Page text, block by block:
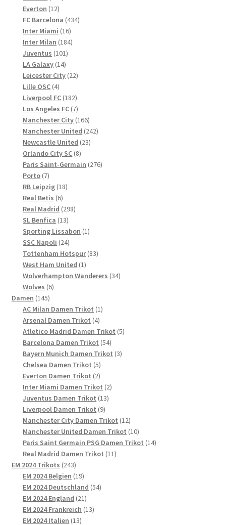
Everton 1212
Produkte
FC Barcelona 434434
Inter Miami 1616
Produkte
Inter Milan 184184
Juventus 101101
LA Galaxy 1414
Produkte
Leicester City 2222
Lille OSC 44
Produkte
Liverpool FC 182182
Produkte
Los Angeles FC 77
Produkte
Manchester City 166166
Produkte
Manchester United 242242
Newcastle United 2323
Orlando City SC 88
Produkte
Paris Saint-Germain 276276
Porto 77
Produkte
RB Leipzig 1818
Real Betis 66
Produkte
Real Madrid 298298
SL Benfica 1313
Produkte
Sporting Lissabon 11
SSC Napoli 2424
Produkte
Tottenham Hotspur 8383
West Ham United 11
Produkt
Wolverhampton Wanderers 3434
Wolves 66
Damen 145145
Produkte
AC Milan Damen Trikot 11
Arsenal Damen Trikot 44
Produkte
Atletico Madrid Damen Trikot 55
Barcelona Damen Trikot 5454
Produkte
Bayern Munich Damen Trikot 33
Chelsea Damen Trikot 55
Produkte
Everton Damen Trikot 22
Produkte
Inter Miami Damen Trikot 22
Juventus Damen Trikot 1313
Liverpool Damen Trikot 99
Produkte
Manchester City Damen Trikot 1212
Produkte
Manchester United Damen Trikot 1010
Produkte
Paris Saint Germain PSG Damen Trikot 1414
Real Madrid Damen Trikot 1111
EM 2024 Trikots 243243
Produkte
EM 2024 Belgien 1919
Produkte
EM 2024 Deutschland 5454
EM 2024 England 2121
Produkte
EM 2024 Frankreich 1313
EM 2024 Italien 1313